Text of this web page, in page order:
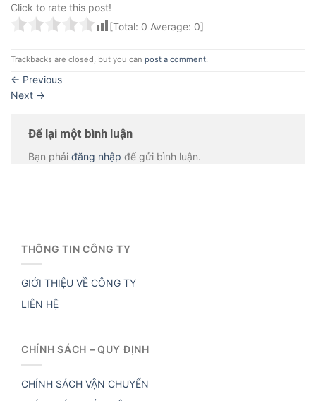
Click to rate this post!
[Total: 0 Average: 0]
Trackbacks are closed, but you can post a comment.
← Previous
Next →
Để lại một bình luận
Bạn phải đăng nhập để gửi bình luận.
THÔNG TIN CÔNG TY
GIỚI THIỆU VỀ CÔNG TY
LIÊN HỆ
CHÍNH SÁCH – QUY ĐỊNH
CHÍNH SÁCH VẬN CHUYỂN